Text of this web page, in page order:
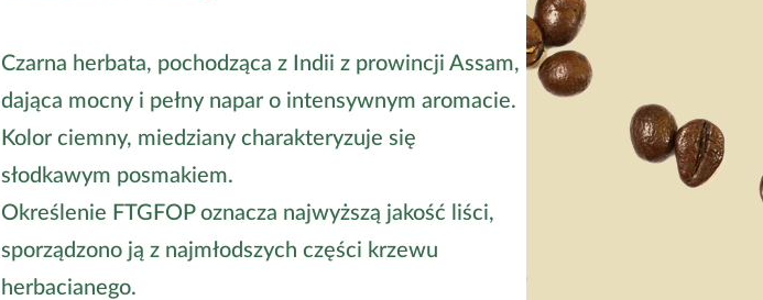
Czarna herbata, pochodząca z Indii z prowincji Assam,
dająca mocny i pełny napar o intensywnym aromacie.
Kolor ciemny, miedziany charakteryzuje się
słodkawym posmakiem.
Określenie FTGFOP oznacza najwyższą jakość liści,
sporządzono ją z najmłodszych części krzewu
herbacianego.